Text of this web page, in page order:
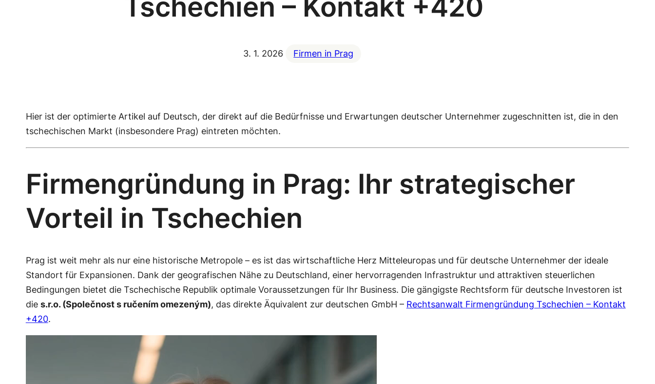
3. 1. 2026 Firmen in Prag
Hier ist der optimierte Artikel auf Deutsch, der direkt auf die Bedürfnisse und Erwartungen deutscher Unternehmer zugeschnitten ist, die in den
tschechischen Markt (insbesondere Prag) eintreten möchten.
Firmengründung in Prag: Ihr strategischer
Vorteil in Tschechien
Prag ist weit mehr als nur eine historische Metropole – es ist das wirtschaftliche Herz Mitteleuropas und für deutsche Unternehmer der ideale
Standort für Expansionen. Dank der geografischen Nähe zu Deutschland, einer hervorragenden Infrastruktur und attraktiven steuerlichen
Bedingungen bietet die Tschechische Republik optimale Voraussetzungen für Ihr Business. Die gängigste Rechtsform für deutsche Investoren ist
die s.r.o. (Společnost s ručením omezeným), das direkte Äquivalent zur deutschen GmbH – Rechtsanwalt Firmengründung Tschechien – Kontakt
+420.